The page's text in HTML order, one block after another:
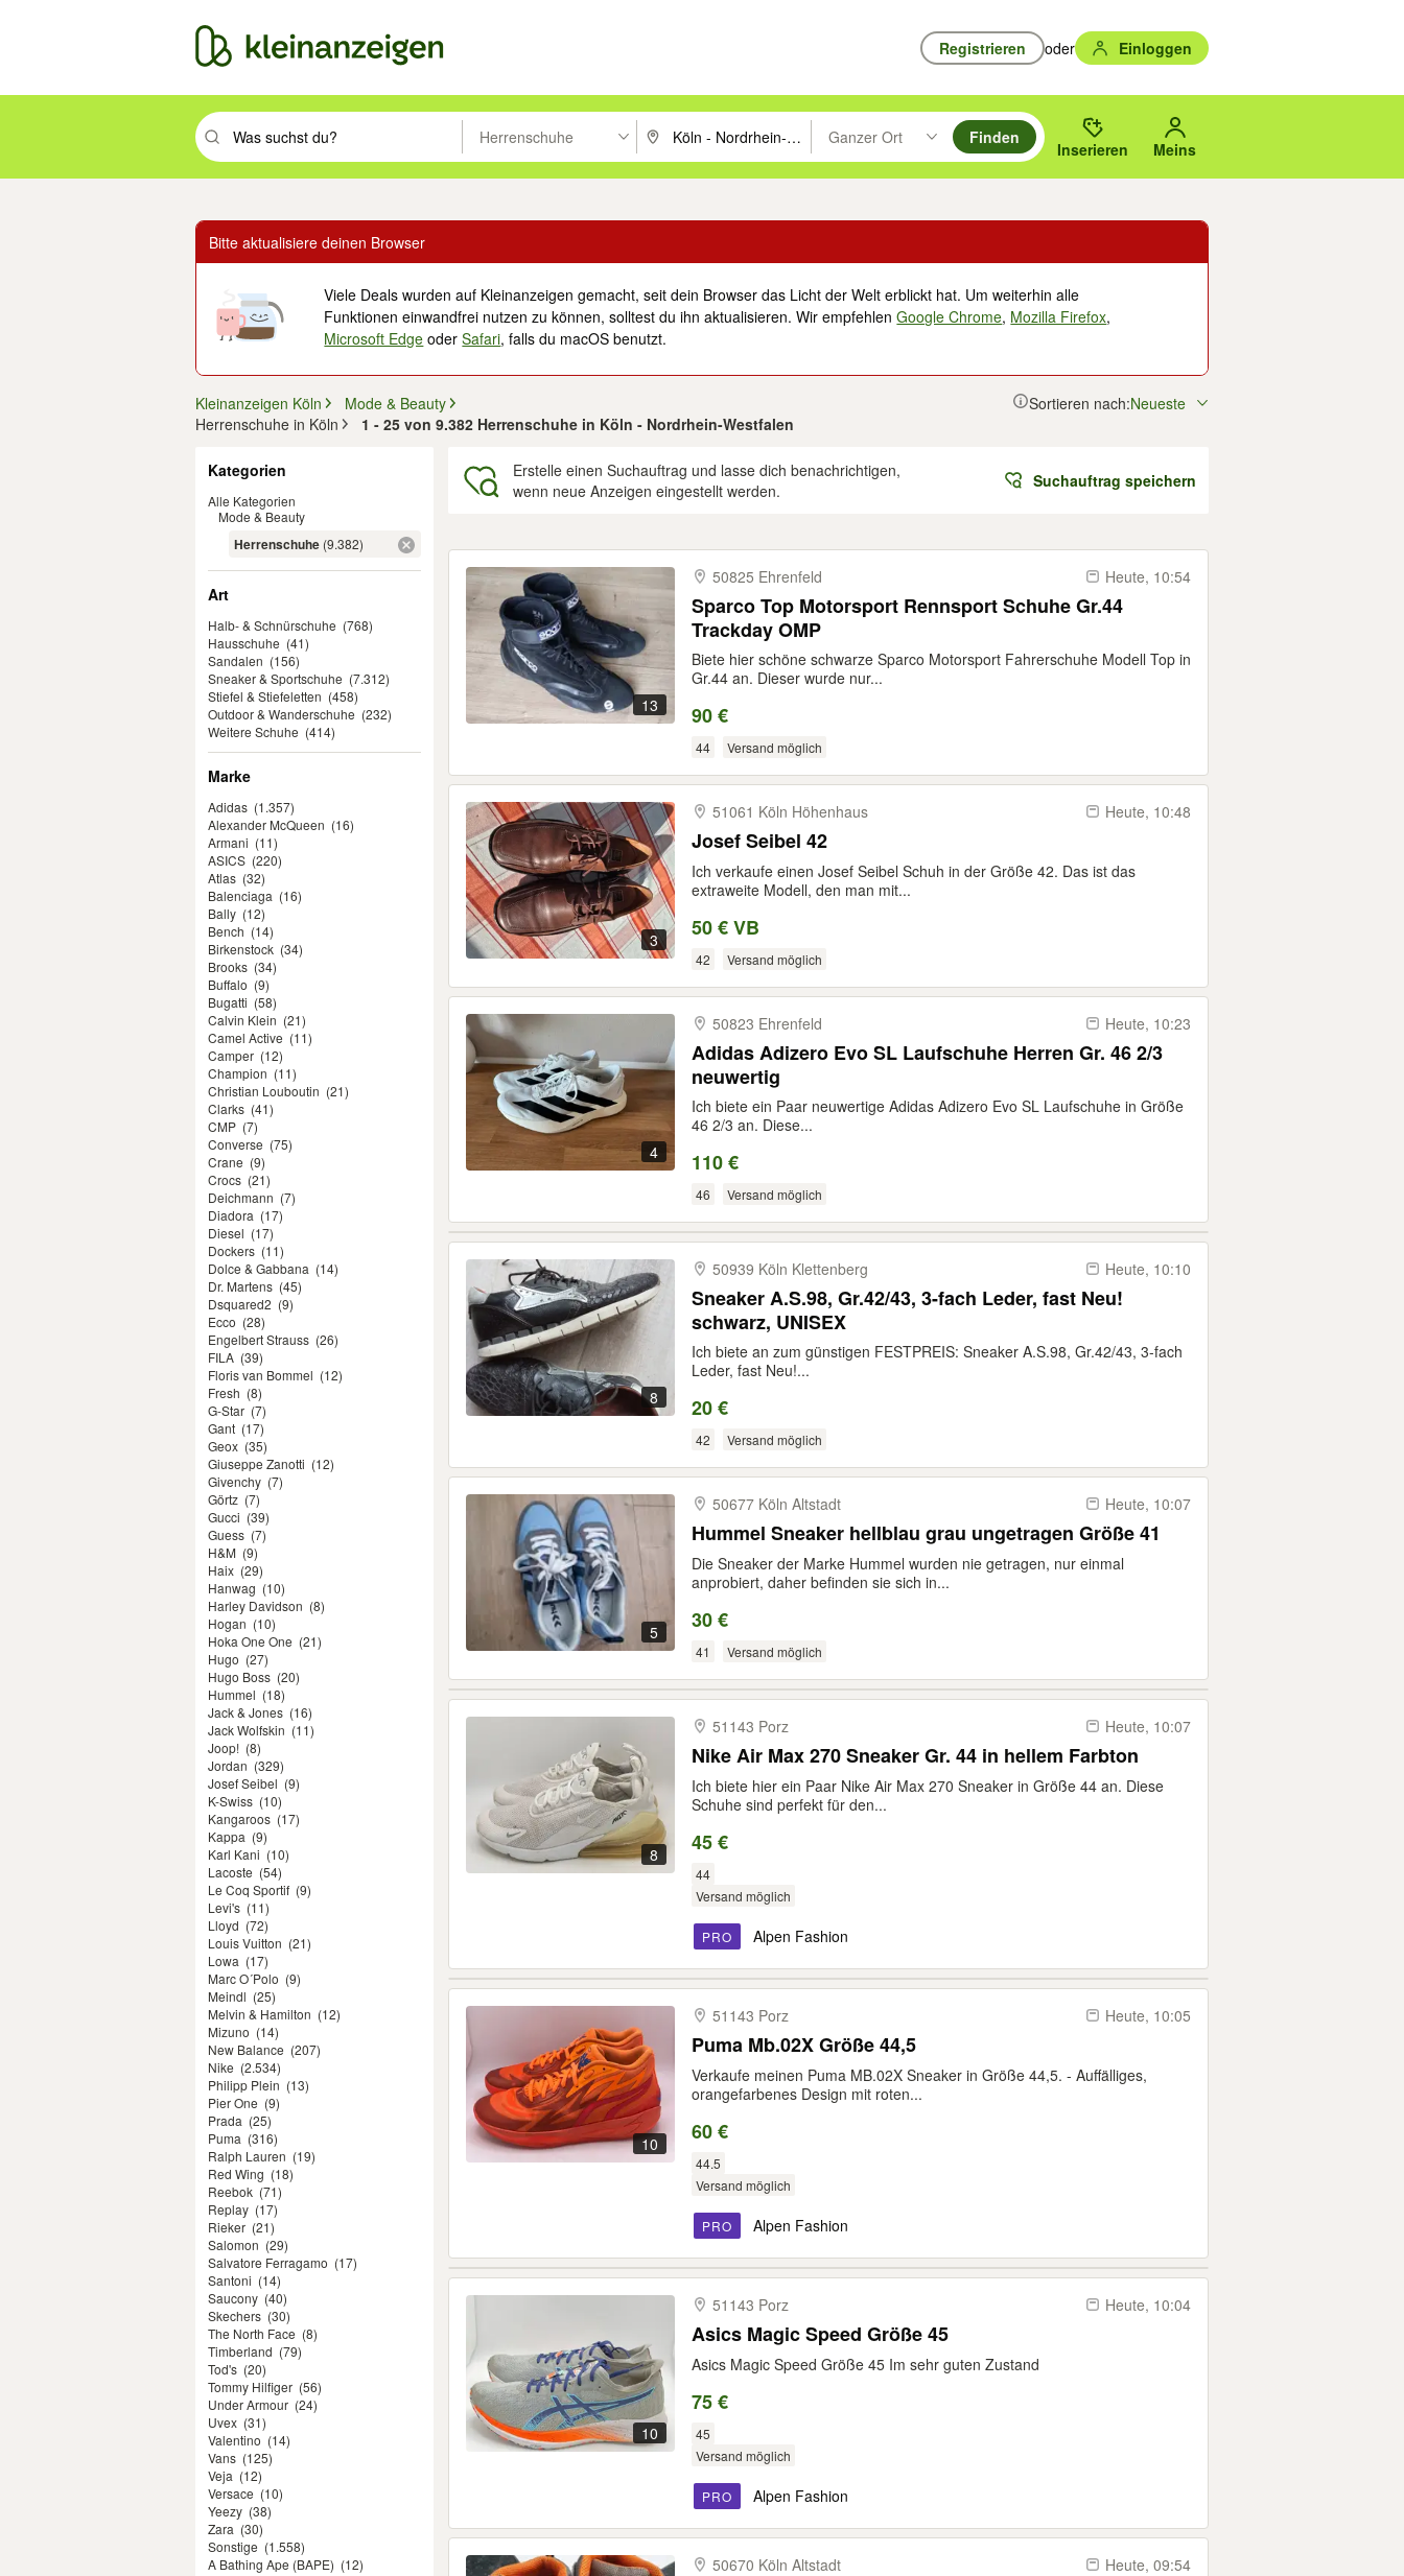
Registrieren oder Einloggen
Suchbegriff eingeben. Eingabetaste drücken um zu suchen, oder Vorschläge mit den Pfeiltasten nach oben/unten durchsuchen und mit Eingabetaste auswählen.
Herrenschuhe PLZ oder Ort eingeben. Eingabetaste drücken um zu suchen, oder Vorschläge mit den Pfeiltasten nach oben/
Ganzer Ort
Suche im Umkreis des gewählten Orts oder PLZ.
Finden
Inserieren Meins
Bitte aktualisiere deinen Browser
Viele Deals wurden auf Kleinanzeigen gemacht, seit dein Browser das Licht der Welt erblickt hat. Um weiterhin alle
Funktionen einwandfrei nutzen zu können, solltest du ihn aktualisieren. Wir empfehlenGoogle Chrome, Mozilla Firefox,
Microsoft Edge oderSafari, falls du macOS benutzt.
Kleinanzeigen Köln
Mode & Beauty
Herrenschuhe in Köln
1 - 25 von 9.382 Herrenschuhe in Köln - Nordrhein-Westfalen
Sortieren nach:Neueste
Kategorien
Alle Kategorien
Mode & Beauty
Herrenschuhe (9.382)
Art
Halb- & Schnürschuhe (768)
Hausschuhe (41)
Sandalen (156)
Sneaker & Sportschuhe (7.312)
Stiefel & Stiefeletten (458)
Outdoor & Wanderschuhe (232)
Weitere Schuhe (414)
Marke
Adidas (1.357)
Alexander McQueen (16)
Armani (11)
ASICS (220)
Atlas (32)
Balenciaga (16)
Bally (12)
Bench (14)
Birkenstock (34)
Brooks (34)
Buffalo (9)
Bugatti (58)
Calvin Klein (21)
Camel Active (11)
Camper (12)
Champion (11)
Christian Louboutin (21)
Clarks (41)
CMP (7)
Converse (75)
Crane (9)
Crocs (21)
Deichmann (7)
Diadora (17)
Diesel (17)
Dockers (11)
Dolce & Gabbana (14)
Dr. Martens (45)
Dsquared2 (9)
Ecco (28)
Engelbert Strauss (26)
FILA (39)
Floris van Bommel (12)
Fresh (8)
G-Star (7)
Gant (17)
Geox (35)
Giuseppe Zanotti (12)
Givenchy (7)
Görtz (7)
Gucci (39)
Guess (7)
H&M (9)
Haix (29)
Hanwag (10)
Harley Davidson (8)
Hogan (10)
Hoka One One (21)
Hugo (27)
Hugo Boss (20)
Hummel (18)
Jack & Jones (16)
Jack Wolfskin (11)
Joop! (8)
Jordan (329)
Josef Seibel (9)
K-Swiss (10)
Kangaroos (17)
Kappa (9)
Karl Kani (10)
Lacoste (54)
Le Coq Sportif (9)
Levi's (11)
Lloyd (72)
Louis Vuitton (21)
Lowa (17)
Marc O´Polo (9)
Meindl (25)
Melvin & Hamilton (12)
Mizuno (14)
New Balance (207)
Nike (2.534)
Philipp Plein (13)
Pier One (9)
Prada (25)
Puma (316)
Ralph Lauren (19)
Red Wing (18)
Reebok (71)
Replay (17)
Rieker (21)
Salomon (29)
Salvatore Ferragamo (17)
Santoni (14)
Saucony (40)
Skechers (30)
The North Face (8)
Timberland (79)
Tod's (20)
Tommy Hilfiger (56)
Under Armour (24)
Uvex (31)
Valentino (14)
Vans (125)
Veja (12)
Versace (10)
Yeezy (38)
Zara (30)
Sonstige (1.558)
A Bathing Ape (BAPE) (12)
Erstelle einen Suchauftrag und lasse dich benachrichtigen,
wenn neue Anzeigen eingestellt werden.
Suchauftrag speichern
13
50825 Ehrenfeld Heute, 10:54
Sparco Top Motorsport Rennsport Schuhe Gr.44
Trackday OMP
Biete hier schöne schwarze Sparco Motorsport Fahrerschuhe Modell Top in
Gr.44 an. Dieser wurde nur...
90 €
44 Versand möglich
3
51061 Köln Höhenhaus Heute, 10:48
Josef Seibel 42
Ich verkaufe einen Josef Seibel Schuh in der Größe 42. Das ist das
extraweite Modell, den man mit...
50 € VB
42 Versand möglich
4
50823 Ehrenfeld Heute, 10:23
Adidas Adizero Evo SL Laufschuhe Herren Gr. 46 2/3
neuwertig
Ich biete ein Paar neuwertige Adidas Adizero Evo SL Laufschuhe in Größe
46 2/3 an. Diese...
110 €
46 Versand möglich
8
50939 Köln Klettenberg Heute, 10:10
Sneaker A.S.98, Gr.42/43, 3-fach Leder, fast Neu!
schwarz, UNISEX
Ich biete an zum günstigen FESTPREIS: Sneaker A.S.98, Gr.42/43, 3-fach
Leder, fast Neu!...
20 €
42 Versand möglich
5
50677 Köln Altstadt Heute, 10:07
Hummel Sneaker hellblau grau ungetragen Größe 41
Die Sneaker der Marke Hummel wurden nie getragen, nur einmal
anprobiert, daher befinden sie sich in...
30 €
41 Versand möglich
8
51143 Porz Heute, 10:07
Nike Air Max 270 Sneaker Gr. 44 in hellem Farbton
Ich biete hier ein Paar Nike Air Max 270 Sneaker in Größe 44 an. Diese
Schuhe sind perfekt für den...
45 €
44
Versand möglich
PRO Alpen Fashion
10
51143 Porz Heute, 10:05
Puma Mb.02X Größe 44,5
Verkaufe meinen Puma MB.02X Sneaker in Größe 44,5. - Auffälliges,
orangefarbenes Design mit roten...
60 €
44.5
Versand möglich
PRO Alpen Fashion
10
51143 Porz Heute, 10:04
Asics Magic Speed Größe 45
Asics Magic Speed Größe 45 Im sehr guten Zustand
75 €
45
Versand möglich
PRO Alpen Fashion
50670 Köln Altstadt Heute, 09:54